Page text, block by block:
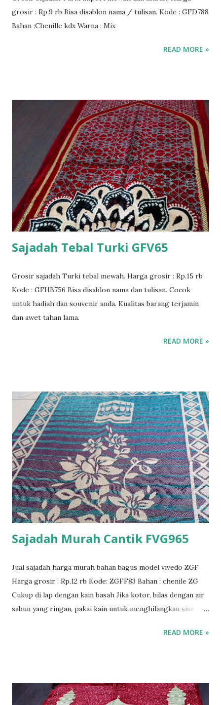
grosir : Rp.9 rb Bisa disablon nama / tulisan. Kode : GFD788
Bahan :Chenille kdx Warna : Mix
READ MORE »
Sajadah Tebal Turki GFV65
Grosir sajadah Turki tebal mewah. Harga grosir : Rp.15 rb
Kode : GFHB756 Bisa disablon nama dan tulisan. Cocok
untuk hadiah dan souvenir anda. Kualitas barang terjamin
dan awet tahan lama.
READ MORE »
Sajadah Murah Cantik FVG965
Jual sajadah harga murah bahan bagus model vivedo ZGF
Harga grosir : Rp.12 rb Kode: ZGFF83 Bahan : chenile ZG
Cukup di lap dengan kain basah Jika kotor, bilas dengan air
sabun yang ringan, pakai kain untuk menghilangkan sisa
sajadah supaya kering, Hindari jemur langsung dibawah
READ MORE »